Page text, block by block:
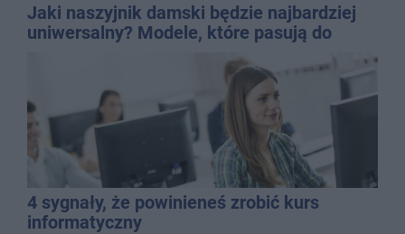
Jaki naszyjnik damski będzie najbardziej
uniwersalny? Modele, które pasują do
4 sygnały, że powinieneś zrobić kurs
informatyczny